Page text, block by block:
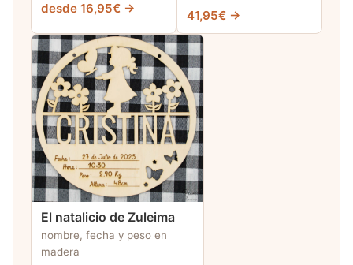
desde 16,95€ → 41,95€ →
El natalicio de Zuleima
nombre, fecha y peso en
madera